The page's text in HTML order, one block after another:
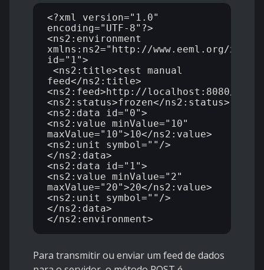
<?xml version="1.0"
encoding="UTF-8"?>
<ns2:environment
xmlns:ns2="http://www.eeml.org/xsd/
id="1">
<ns2:title>test manual
feed</ns2:title>
<ns2:feed>http://localhost:8080/
<ns2:status>frozen</ns2:status>
<ns2:data id="0">
<ns2:value minValue="10"
maxValue="10">10</ns2:value>
<ns2:unit symbol=""/>
</ns2:data>
<ns2:data id="1">
<ns2:value minValue="2"
maxValue="20">20</ns2:value>
<ns2:unit symbol=""/>
</ns2:data>
Para transmitir ou enviar um feed de dados